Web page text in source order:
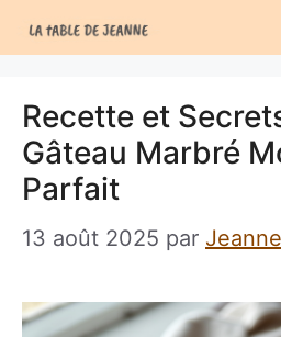
au
Recette et
Gâteau Marbré
Parfait
13 août 2025 par